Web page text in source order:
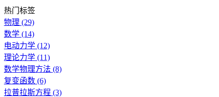
热门标签
物理 (29)
数学 (14)
电动力学 (12)
理论力学 (11)
数学物理方法 (8)
复变函数 (6)
拉普拉斯方程 (3)